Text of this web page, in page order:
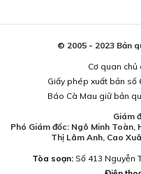
© 2005 - 2023 Bản
Cơ quan chủ
Giấy phép xuất bản số
Báo Cà Mau giữ bản
Giám
Phó Giám đốc: Ngô Minh Toàn,
Thị Lâm Anh, Cao
Tòa soạn:Số 413 Nguyễn